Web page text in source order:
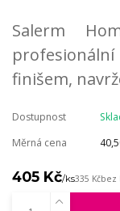
Salerm
finišem,
Dostupnost
Měrná cena
405 Kč/ks335 Kčbez